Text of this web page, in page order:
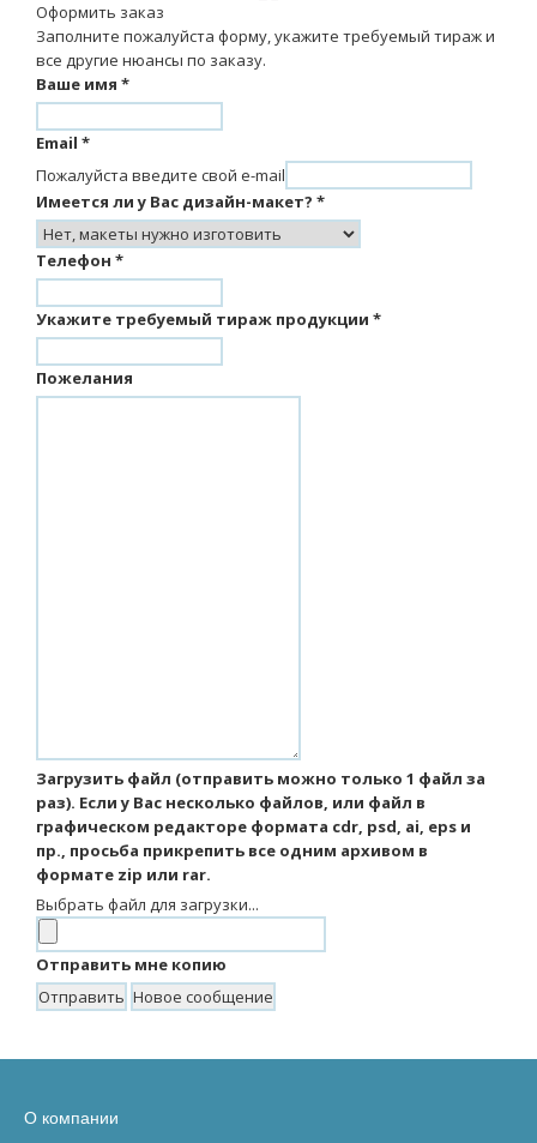
Оформить заказ
Заполните пожалуйста форму, укажите требуемый тираж и
все другие нюансы по заказу.
Ваше имя *
Email *
Пожалуйста введите свой e-mail
Имеется ли у Вас дизайн-макет? *
Телефон *
Укажите требуемый тираж продукции *
Пожелания
Загрузить файл (отправить можно только 1 файл за
раз). Если у Вас несколько файлов, или файл в
графическом редакторе формата cdr, psd, ai, eps и
пр., просьба прикрепить все одним архивом в
формате zip или rar.
Выбрать файл для загрузки...
Отправить мне копию
О компании